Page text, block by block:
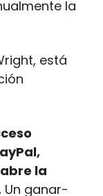
la
está
la
Un ganar-